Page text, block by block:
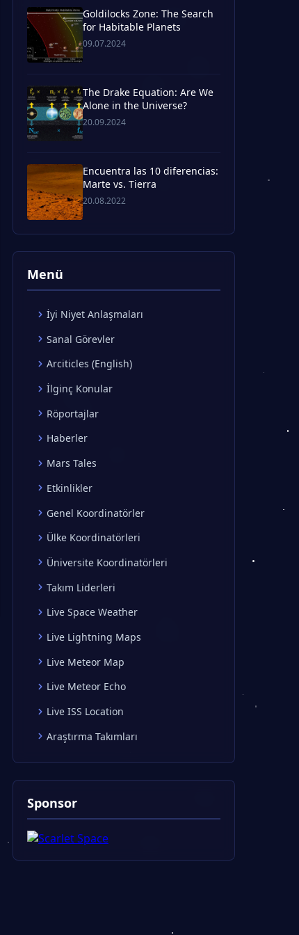
Goldilocks Zone: The Search
for Habitable Planets
09.07.2024
The Drake Equation: Are We
Alone in the Universe?
20.09.2024
Encuentra las 10 diferencias:
Marte vs. Tierra
20.08.2022
Menü
İyi Niyet Anlaşmaları
Sanal Görevler
Arciticles (English)
İlginç Konular
Röportajlar
Haberler
Mars Tales
Etkinlikler
Genel Koordinatörler
Ülke Koordinatörleri
Üniversite Koordinatörleri
Takım Liderleri
Live Space Weather
Live Lightning Maps
Live Meteor Map
Live Meteor Echo
Live ISS Location
Araştırma Takımları
Sponsor